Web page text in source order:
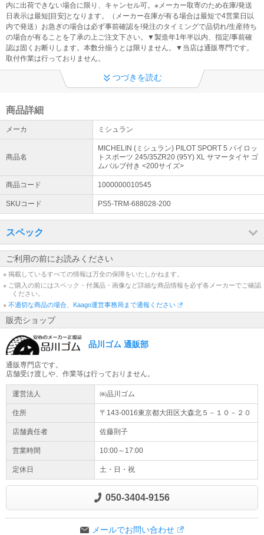
@kaago.comドメインを 必ず受信許可してください！ ※発送のご連
絡、入金先の案内メールが確認出来なくなる為
◆ 製造年について
【製造1年半以内】※製造年、国の指定・事前確認不可、過度に拘る
方は注文をお控え下さい（問い合わせをしても対応できません。）
◆ ご購入についての注意事項
で、欠品・生産待ち（約1ヶ月以上）の場合がございます。 ②店頭
販売・取付作業・お車との適合確認は出来ません。
電話での問合せはご遠慮ください。 メールでのご回答は随時行いま
す。【！円滑な業務環境へのご協力をお願いいたします！】※土日祝
内に出荷できない場合に限り、キャンセル可。※メーカー取寄のため在庫/発送
日表示は最短[目安]となります。（メーカー在庫が有る場合は最短で4営業日以
内で発送）お急ぎの場合は必ず事前確認を!発注のタイミングで品切れ/生産待ち
の場合が有ることを了承の上ご注文下さい。▼製造年1年半以内、指定/事前確
認は固くお断りします。本数分揃うとは限りません。▼当店は通販専門です。
取付作業は行っておりません。
つづきを読む
商品詳細
メーカ ミシュラン
商品名
MICHELIN (ミシュラン) PILOT SPORT 5 パイロッ
トスポーツ 245/35ZR20 (95Y) XL サマータイヤ ゴ
ムバルブ付き <200サイズ>
商品コード 1000000010545
SKUコード PS5-TRM-688028-200
スペック
ご利用の前にお読みください
※ 掲載しているすべての情報は万全の保障をいたしかねます。
※ ご購入の前にはスペック・付属品・画像など詳細な商品情報を必ず各メーカーでご確認
ください。
※ 不適切な商品の場合、Kaago運営事務局まで通報ください
販売ショップ
品川ゴム 通販部
通販専門店です。
店舗受け渡しや、作業等は行っておりません。
運営法人 ㈱品川ゴム
住所 〒143-0016東京都大田区大森北５－１０－２０
店舗責任者 佐藤則子
営業時間 10:00～17:00
定休日 土・日・祝
050-3404-9156
メールでお問い合わせ